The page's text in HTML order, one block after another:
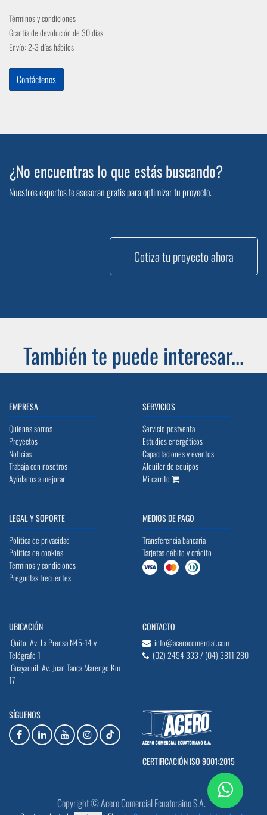
Términos y condiciones
Grantía de devolución de 30 días
Envío: 2-3 días hábiles
Contáctenos
¿No encuentras lo que estás buscando?
Nuestros expertos te asesoran gratis para optimizar tu proyecto.
Cotiza tu proyecto ahora
También te puede interesar...
EMPRESA
Quienes somos
Proyectos
Noticias
Trabaja con nosotros
Ayúdanos a mejorar
SERVICIOS
Servicio postventa
Estudios energéticos
Capacitaciones y eventos
Alquiler de equipos
Mi carrito
LEGAL Y SOPORTE
Política de privacidad
Política de cookies
Terminos y condiciones
Preguntas frecuentes
MEDIOS DE PAGO
Transferencia bancaria
Tarjetas débito y crédito
UBICACIÓN
Quito: Av. La Prensa N45-14 y
Telégrafo 1
Guayaquil: Av. Juan Tanca Marengo Km
17
CONTACTO
info@acerocomercial.com
(02) 2454 333 / (04) 3811 280
SÍGUENOS
CERTIFICACIÓN ISO 9001:2015
Copyright © Acero Comercial Ecuatoraino S.A.